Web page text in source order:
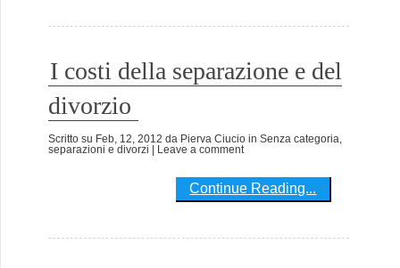
I costi della separazione e del
divorzio
Scritto su Feb, 12, 2012 da Pierva Ciucio in Senza categoria,
separazioni e divorzi
| Leave a comment
Continue Reading...